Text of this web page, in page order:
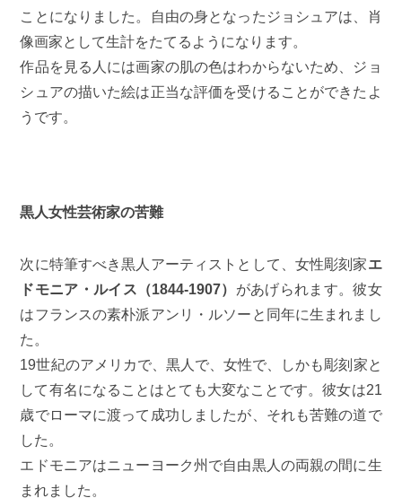
ことになりました。自由の身となったジョシュアは、肖
像画家として生計をたてるようになります。
作品を見る人には画家の肌の色はわからないため、ジョ
シュアの描いた絵は正当な評価を受けることができたよ
うです。
黒人女性芸術家の苦難
次に特筆すべき黒人アーティストとして、女性彫刻家エ
ドモニア・ルイス（1844-1907） があげられます。彼女
はフランスの素朴派アンリ・ルソーと同年に生まれまし
た。
19世紀のアメリカで、黒人で、女性で、しかも彫刻家と
して有名になることはとても大変なことです。彼女は21
歳でローマに渡って成功しましたが、それも苦難の道で
した。
エドモニアはニューヨーク州で自由黒人の両親の間に生
まれました。